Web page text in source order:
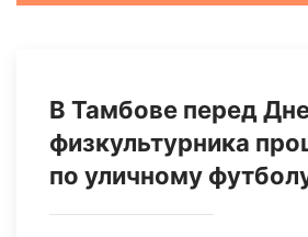
В Тамбове перед
физкультурника
по уличному